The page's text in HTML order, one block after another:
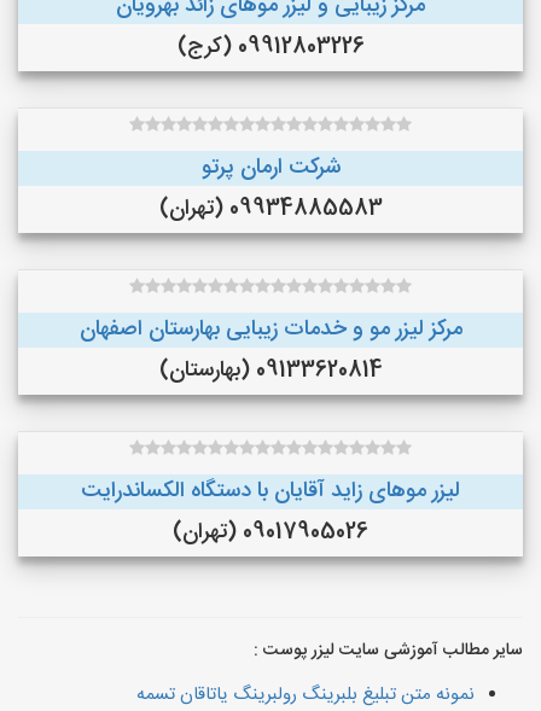
09912803226 (کرج)
شرکت ارمان پرتو
09934885583 (تهران)
مرکز لیزر مو و خدمات زیبایی بهارستان اصفهان
09133620814 (بهارستان)
لیزر موهای زاید آقایان با دستگاه الکساندرایت
09017905026 (تهران)
سایر مطالب آموزشی سایت لیزر پوست :
نمونه متن تبلیغ بلبرینگ رولبرینگ یاتاقان تسمه